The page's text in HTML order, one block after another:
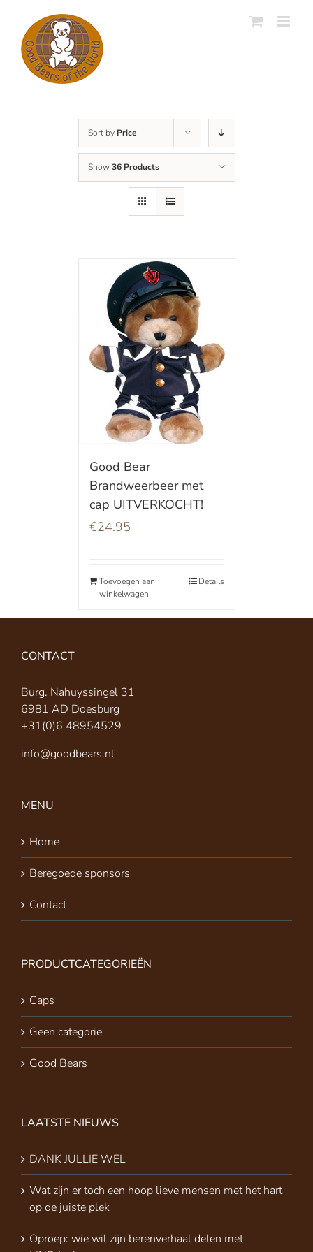
content
Sort by Price
Show36 Products
Good Bear
Brandweerbeer met
cap UITVERKOCHT!
€24.95
Toevoegen aan
winkelwagen
Details
CONTACT
Burg. Nahuyssingel 31
6981 AD Doesburg
+31(0)6 48954529
info@goodbears.nl
MENU
Home
Beregoede sponsors
Contact
PRODUCTCATEGORIEËN
Caps
Geen categorie
Good Bears
LAATSTE NIEUWS
DANK JULLIE WEL
Wat zijn er toch een hoop lieve mensen met het hart
op de juiste plek
Oproep: wie wil zijn berenverhaal delen met